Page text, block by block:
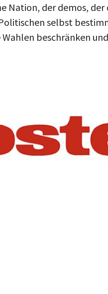
Nation, der demos,
selbst
Wahlen beschränken